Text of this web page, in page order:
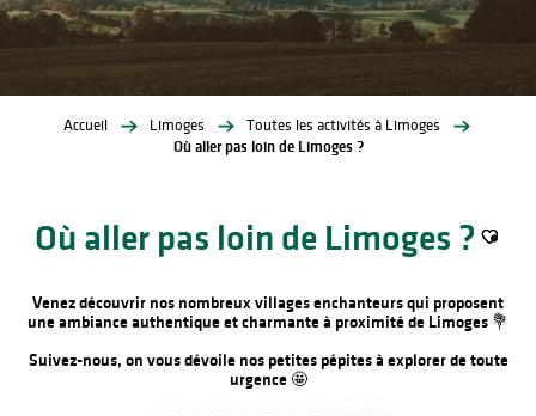
Accueil Limoges
Toutes les activités à Limoges
Où aller pas loin de Limoges ?
Où aller pas loin de Limoges ?
Venez découvrir nos nombreux villages enchanteurs qui proposent
une ambiance authentique et charmante à proximité de Limoges 💐
Suivez-nous, on vous dévoile nos petites pépites à explorer de toute
urgence 🤩